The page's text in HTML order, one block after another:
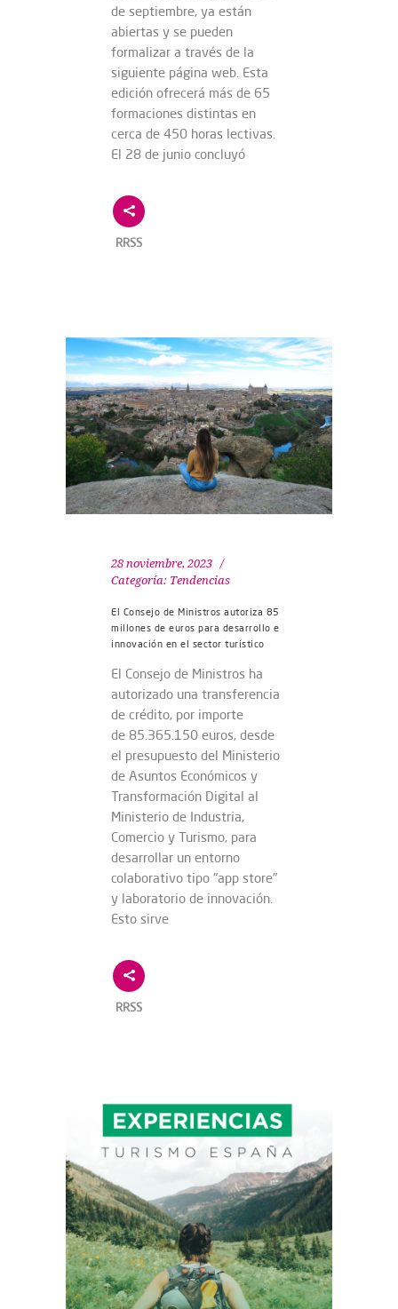
de septiembre, ya están
abiertas y se pueden
formalizar a través de la
siguiente página web. Esta
edición ofrecerá más de 65
formaciones distintas en
cerca de 450 horas lectivas.
El 28 de junio concluyó
RRSS
28 noviembre, 2023
Categoría: Tendencias
El Consejo de Ministros autoriza 85
millones de euros para desarrollo e
innovación en el sector turístico
El Consejo de Ministros ha
autorizado una transferencia
de crédito, por importe
de 85.365.150 euros, desde
el presupuesto del Ministerio
de Asuntos Económicos y
Transformación Digital al
Ministerio de Industria,
Comercio y Turismo, para
desarrollar un entorno
colaborativo tipo "app store"
y laboratorio de innovación.
Esto sirve
RRSS